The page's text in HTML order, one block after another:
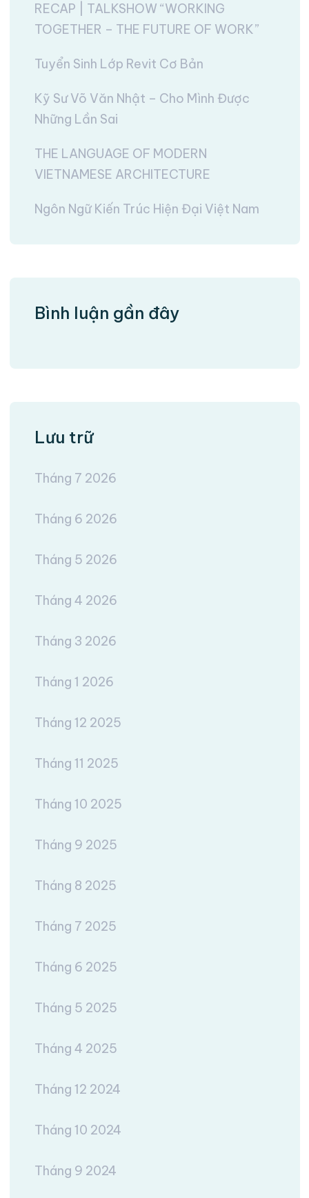
RECAP | TALKSHOW “WORKING
TOGETHER – THE FUTURE OF WORK”
Tuyển Sinh Lớp Revit Cơ Bản
Kỹ Sư Võ Văn Nhật – Cho Mình Được
Những Lần Sai
THE LANGUAGE OF MODERN
VIETNAMESE ARCHITECTURE
Ngôn Ngữ Kiến Trúc Hiện Đại Việt Nam
Bình luận gần đây
Lưu trữ
Tháng 7 2026
Tháng 6 2026
Tháng 5 2026
Tháng 4 2026
Tháng 3 2026
Tháng 1 2026
Tháng 12 2025
Tháng 11 2025
Tháng 10 2025
Tháng 9 2025
Tháng 8 2025
Tháng 7 2025
Tháng 6 2025
Tháng 5 2025
Tháng 4 2025
Tháng 12 2024
Tháng 10 2024
Tháng 9 2024